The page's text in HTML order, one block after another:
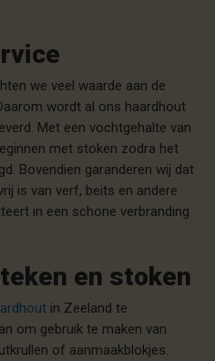
we veel waarde aan de
wordt al ons haardhout
Met een vochtgehalte van
met stoken zodra het
Bovendien garanderen wij dat
is van verf, beits en andere
in een schone verbranding
en stoken
in Zeeland te
om gebruik te maken van
of aanmaakblokjes.